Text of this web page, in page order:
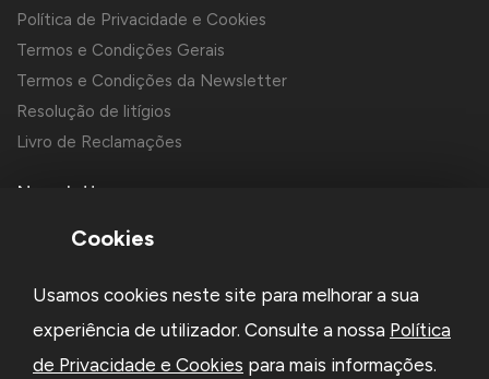
Política de Privacidade e Cookies
Termos e Condições Gerais
Termos e Condições da Newsletter
Resolução de litígios
Livro de Reclamações
Newsletter
Li e aceito aPolítica de Privacidadee os Termos e Condições
Cookies
Usamos cookies neste site para melhorar a sua
experiência de utilizador. Consulte a nossa Política
de Privacidade e Cookies para mais informações.